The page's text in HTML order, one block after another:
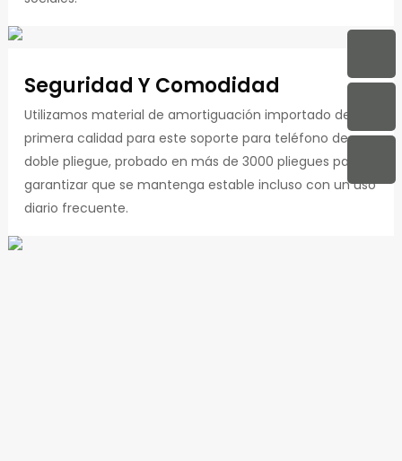
Seguridad Y Comodidad
Utilizamos material de amortiguación importado de
primera calidad para este soporte para teléfono de
doble pliegue, probado en más de 3000 pliegues para
garantizar que se mantenga estable incluso con un uso
diario frecuente.